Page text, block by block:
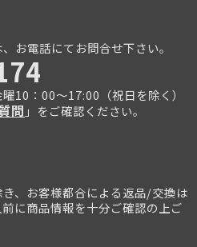
お電話にてお問合せ下さい。
10：00～17:00（祝日を除く）
問 」をご確認ください。
、お客様都合による返品/交換は
に商品情報を十分ご確認の上ご